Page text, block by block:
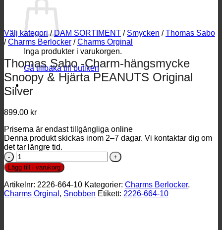
Inga produkter i varukorgen.
Gå tillbaka till butiken
Välj kategori / DAM SORTIMENT / Smycken / Thomas Sabo
/ Charms Berlocker / Charms Orginal
Thomas Sabo -Charm-hängsmycke
Snoopy & Hjärta PEANUTS Original
Silver
899.00 kr
Priserna är endast tillgängliga online
Denna produkt skickas inom 2–7 dagar. Vi kontaktar dig om
det tar längre tid.
Thomas
Sabo
-
Charm-
hängsmycke
Snoopy
Lägg till i varukorg
Artikelnr: 2226-664-10 Kategorier: Charms Berlocker,
Charms Orginal , Snobben Etikett: 2226-664-10